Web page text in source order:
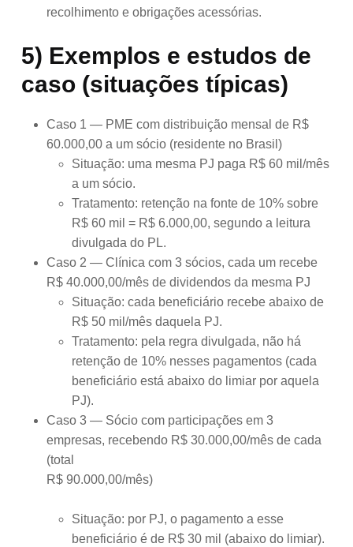
recolhimento e obrigações acessórias.
5) Exemplos e estudos de
caso (situações típicas)
Caso 1 — PME com distribuição mensal de R$
60.000,00 a um sócio (residente no Brasil)
Situação: uma mesma PJ paga R$ 60 mil/mês
a um sócio.
Tratamento: retenção na fonte de 10% sobre
R$ 60 mil = R$ 6.000,00, segundo a leitura
divulgada do PL.
Caso 2 — Clínica com 3 sócios, cada um recebe
R$ 40.000,00/mês de dividendos da mesma PJ
Situação: cada beneficiário recebe abaixo de
R$ 50 mil/mês daquela PJ.
Tratamento: pela regra divulgada, não há
retenção de 10% nesses pagamentos (cada
beneficiário está abaixo do limiar por aquela
PJ).
Caso 3 — Sócio com participações em 3
empresas, recebendo R$ 30.000,00/mês de cada
(total
R$ 90.000,00/mês)
Situação: por PJ, o pagamento a esse
beneficiário é de R$ 30 mil (abaixo do limiar).